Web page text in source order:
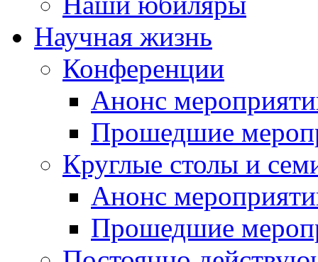
Научная жизнь
Конференции
Анонс
Прошедшие
Круглые столы и
Анонс
Прошедшие